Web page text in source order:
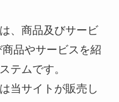
、商品及びサービ
品やサービスを紹
テムです。
当サイトが販売し